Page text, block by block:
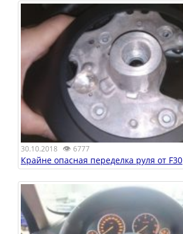
30.10.2018 👁 6777
Крайне опасная переделка руля от F30